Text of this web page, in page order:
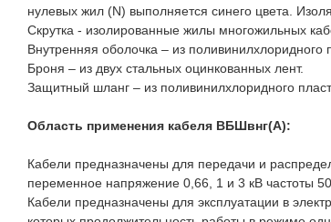
нулевых жил (N) выполняется синего цвета.
Скрутка - изолированные жилы многожильных
Внутренняя оболочка – из поливинилхлоридного
Броня – из двух стальных оцинкованных лент.
Защитный шланг – из поливинилхлоридного
Область применения кабеля ВБШвнг(A):
Кабели предназначены для передачи и
переменное напряжение 0,66, 1 и 3 кВ частоты 50
Кабели предназначены для эксплуатации в